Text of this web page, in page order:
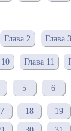
Глава 2 Глава 3
10 Глава 11
5 6
18 19